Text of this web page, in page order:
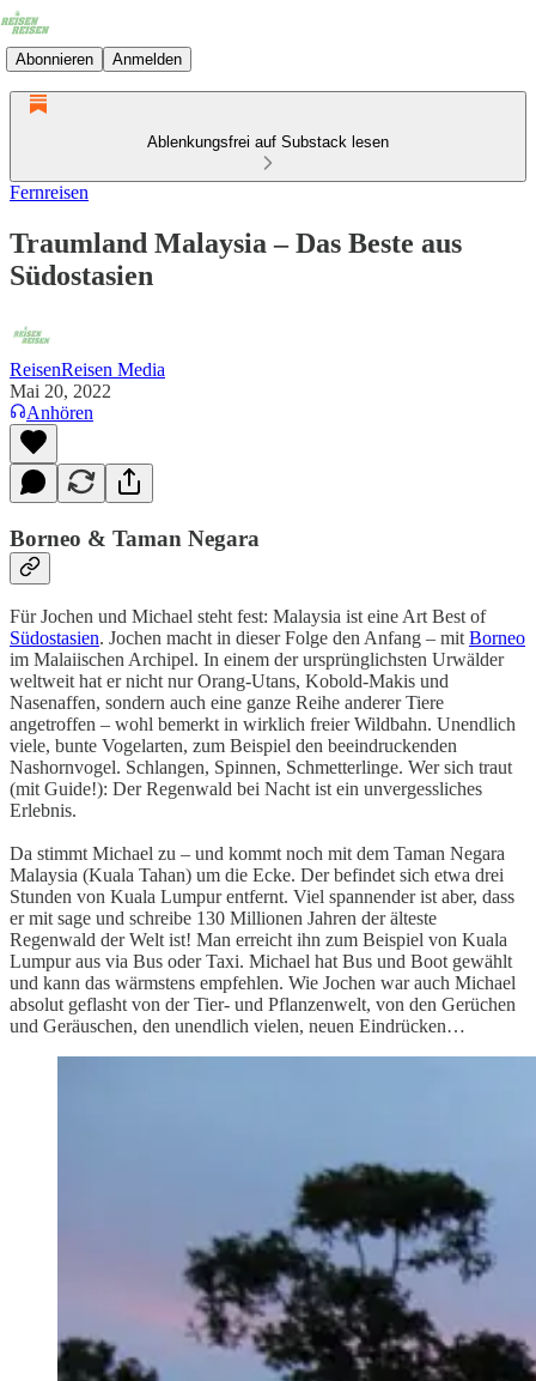
Abonnieren Anmelden
Ablenkungsfrei auf Substack lesen
Fernreisen
Traumland Malaysia – Das Beste aus
Südostasien
ReisenReisen Media
Mai 20, 2022
Anhören
Borneo & Taman Negara
Für Jochen und Michael steht fest: Malaysia ist eine Art Best of
Südostasien. Jochen macht in dieser Folge den Anfang – mit Borneo
im Malaiischen Archipel. In einem der ursprünglichsten Urwälder
weltweit hat er nicht nur Orang-Utans, Kobold-Makis und
Nasenaffen, sondern auch eine ganze Reihe anderer Tiere
angetroffen – wohl bemerkt in wirklich freier Wildbahn. Unendlich
viele, bunte Vogelarten, zum Beispiel den beeindruckenden
Nashornvogel. Schlangen, Spinnen, Schmetterlinge. Wer sich traut
(mit Guide!): Der Regenwald bei Nacht ist ein unvergessliches
Erlebnis.
Da stimmt Michael zu – und kommt noch mit dem Taman Negara
Malaysia (Kuala Tahan) um die Ecke. Der befindet sich etwa drei
Stunden von Kuala Lumpur entfernt. Viel spannender ist aber, dass
er mit sage und schreibe 130 Millionen Jahren der älteste
Regenwald der Welt ist! Man erreicht ihn zum Beispiel von Kuala
Lumpur aus via Bus oder Taxi. Michael hat Bus und Boot gewählt
und kann das wärmstens empfehlen. Wie Jochen war auch Michael
absolut geflasht von der Tier- und Pflanzenwelt, von den Gerüchen
und Geräuschen, den unendlich vielen, neuen Eindrücken…